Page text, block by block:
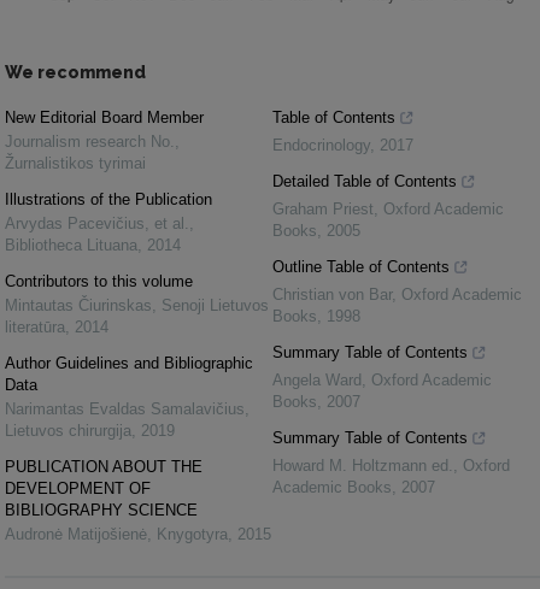
We recommend
New Editorial Board Member
Journalism research No.
Žurnalistikos tyrimai
Illustrations of the Publication
Arvydas Pacevičius, et al.
Bibliotheca Lituana
2014
Contributors to this volume
Mintautas Čiurinskas
Senoji Lietuvos
literatūra
2014
Author Guidelines and Bibliographic
Data
Narimantas Evaldas Samalavičius
Lietuvos chirurgija
2019
PUBLICATION ABOUT THE
DEVELOPMENT OF
BIBLIOGRAPHY SCIENCE
Audronė Matijošienė
Knygotyra 2015
Table of Contents
Endocrinology 2017
Detailed Table of Contents
Graham Priest
Oxford Academic
Books
2005
Outline Table of Contents
Christian von Bar, Oxford Academic
Books
1998
Summary Table of Contents
Angela Ward
Oxford Academic
Books
2007
Summary Table of Contents
Howard M. Holtzmann ed.
Oxford
Academic Books
2007